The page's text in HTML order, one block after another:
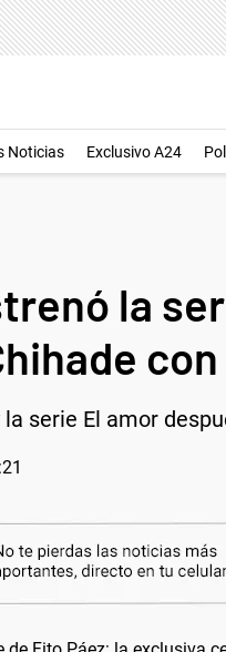
Noticias Exclusivo A24
la
serie El amor